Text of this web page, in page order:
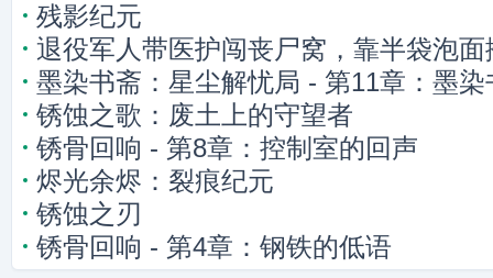
残影纪元
退役军人带医护闯丧尸窝，靠半袋泡
墨染书斋：星尘解忧局 - 第11章：墨
锈蚀之歌：废土上的守望者
锈骨回响 - 第8章：控制室的回声
烬光余烬：裂痕纪元
锈蚀之刃
锈骨回响 - 第4章：钢铁的低语